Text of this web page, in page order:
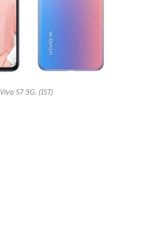
Vivo S7 5G. (IST)